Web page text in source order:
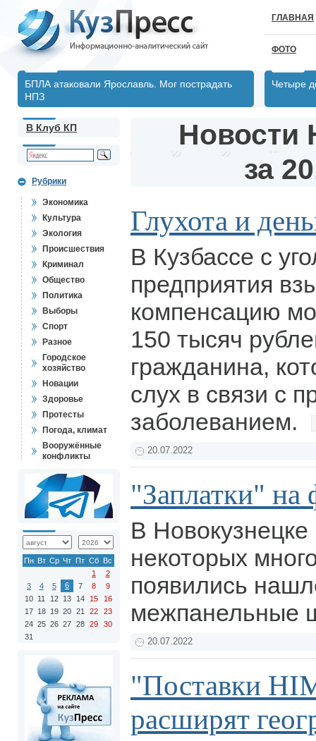
ГЛАВНАЯ
ФОТО
БПЛА атаковали Ярославль. Мог пострадать
НПЗ
Четыре
В Клуб КП
Рубрики
Экономика
Культура
Экология
Происшествия
Криминал
Общество
Политика
Выборы
Спорт
Разное
Городское
хозяйство
Новации
Здоровье
Протесты
Погода, климат
Вооружённые
конфликты
Пн Вт Ср Чт Пт Сб Вс
1
2
3
4 5 6 7 8
9
10 11 12 13 14 15
16
17 18 19 20 21 22
23
24 25 26 27 28 29
30
31
Новости
за
Глухота и
В Кузбассе с
предприятия
компенсацию
150 тысяч
гражданина,
слух в связи с
заболеванием.
20.07.2022
"Заплатки" на
В Новокузнецке
некоторых
появились
межпанельные
20.07.2022
"Поставки
расширят